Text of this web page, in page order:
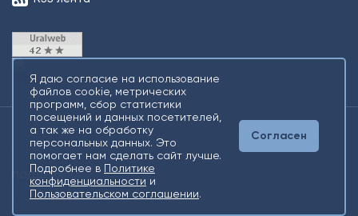
2026 © Все права защищены. Сетевое издание Информационное
агентство «Югорский снегирь» +16
Разработка Gold Carrot
Я даю согласие на использование
файлов cookie, метрических
программ, сбор статистики
посещений и данных посетителей,
а так же на обработку
персональных данных. Это
помогает нам сделать сайт лучше.
Подробнее в Политике
конфиденциальности и
Пользовательском соглашении.
Согласен